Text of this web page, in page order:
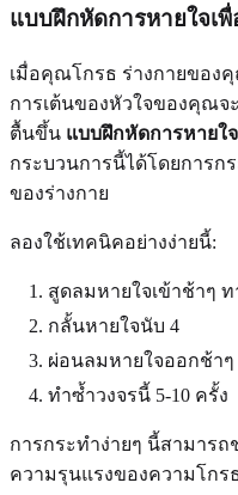
แบบฝึกหัดการหายใจเ
เมื่อคุณโกรธ ร่างกายของ
การเต้นของหัวใจของคุณจ
ตื้นขึ้น แบบฝึกหัดการหายใจ
กระบวนการนี้ได้โดยการก
ของร่างกาย
ลองใช้เทคนิคอย่างง่ายนี้:
สูดลมหายใจเข้าช้าๆ
กลั้นหายใจนับ 4
ผ่อนลมหายใจออกช้า
ทำซ้ำวงจรนี้ 5-10 ครั้ง
การกระทำง่ายๆ นี้สามาร
ความรุนแรงของความโก